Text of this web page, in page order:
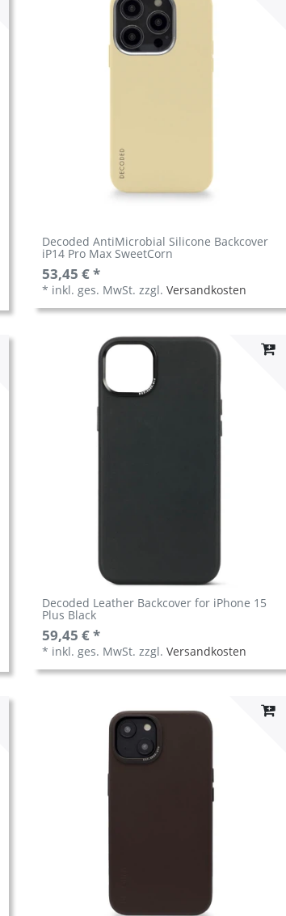
Decoded AntiMicrobial Silicone Backcover
iP14 Pro Max SweetCorn
53,45 € *
* inkl. ges. MwSt. zzgl. Versandkosten
Decoded Leather Backcover for iPhone 15
Plus Black
59,45 € *
* inkl. ges. MwSt. zzgl. Versandkosten